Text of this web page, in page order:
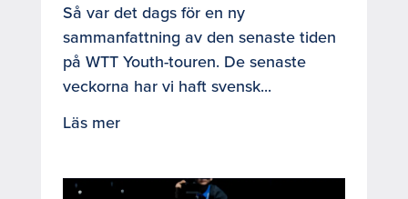
Så var det dags för en ny
sammanfattning av den senaste tiden
på WTT Youth-touren. De senaste
veckorna har vi haft svensk...
Läs mer